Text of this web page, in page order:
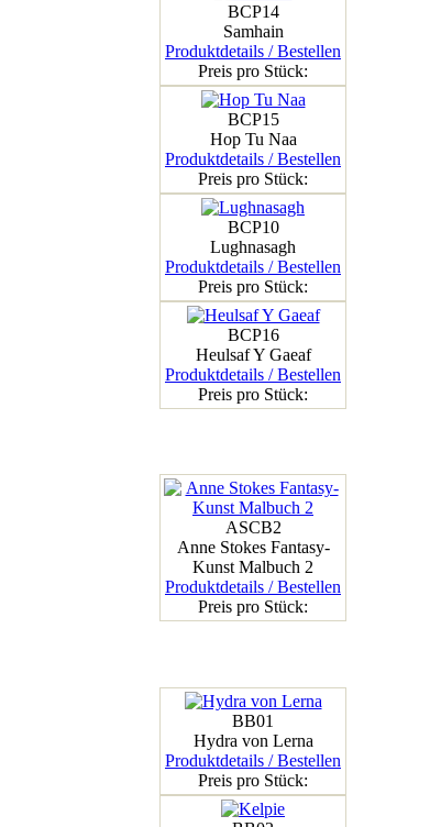
BCP14
Samhain
Produktdetails / Bestellen
Preis pro Stück:
BCP15
Hop Tu Naa
Produktdetails / Bestellen
Preis pro Stück:
BCP10
Lughnasagh
Produktdetails / Bestellen
Preis pro Stück:
BCP16
Heulsaf Y Gaeaf
Produktdetails / Bestellen
Preis pro Stück:
ASCB2
Anne Stokes Fantasy-
Kunst Malbuch 2
Produktdetails / Bestellen
Preis pro Stück:
BB01
Hydra von Lerna
Produktdetails / Bestellen
Preis pro Stück: